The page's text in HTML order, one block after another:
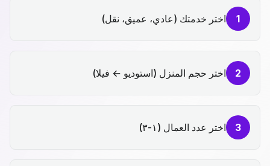
1 اختر خدمتك (عادي، عميق، نقل)
2 اختر حجم المنزل (استوديو ← فيلا)
3 اختر عدد العمال (١-٣)